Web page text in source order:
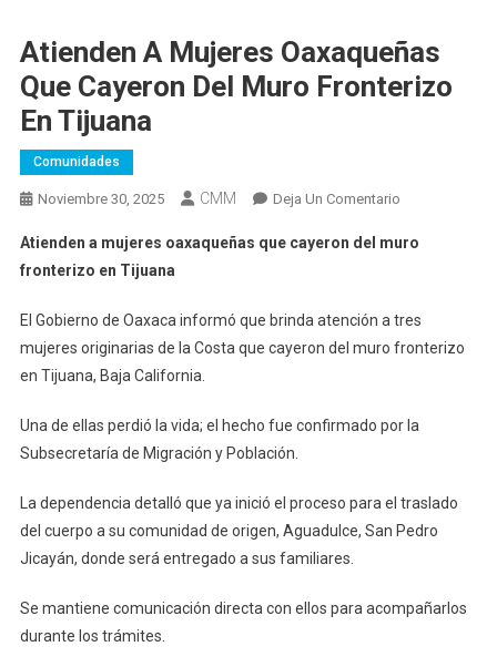
Atienden A Mujeres Oaxaqueñas
Que Cayeron Del Muro Fronterizo
En Tijuana
Comunidades
Noviembre 30, 2025 CMM Deja Un ComentarioEn
A
Que
Cayeron
Fronterizo
Atienden a mujeres oaxaqueñas que cayeron del muro
fronterizo en Tijuana
El Gobierno de Oaxaca informó que brinda atención a tres
mujeres originarias de la Costa que cayeron del muro fronterizo
en Tijuana, Baja California.
Una de ellas perdió la vida; el hecho fue confirmado por la
Subsecretaría de Migración y Población.
La dependencia detalló que ya inició el proceso para el traslado
del cuerpo a su comunidad de origen, Aguadulce, San Pedro
Jicayán, donde será entregado a sus familiares.
Se mantiene comunicación directa con ellos para acompañarlos
durante los trámites.